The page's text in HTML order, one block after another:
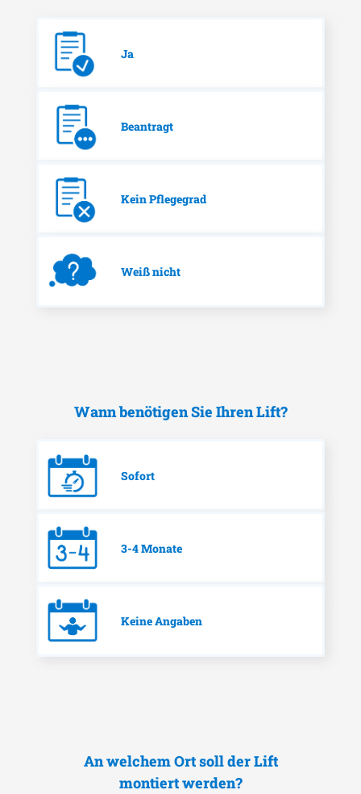
Ja
Beantragt
Kein Pflegegrad
Weiß nicht
Wann benötigen Sie Ihren Lift?
Sofort
3-4 Monate
Keine Angaben
An welchem Ort soll der Lift
montiert werden?